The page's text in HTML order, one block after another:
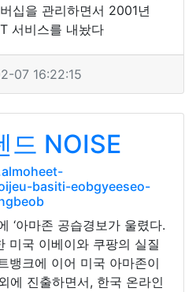
십을 관리하면서 2001년
서비스를 내놨다
07 16:22:15
드 NOISE
basiti-eobgyeeseo-
‘아마존 공습경보가 울렸다.
미국 이베이와 쿠팡의 실질
뱅크에 이어 미국 아마존이
에 진출하면서, 한국 온라인